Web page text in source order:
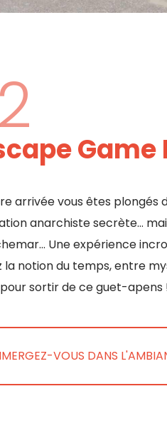
Game
arrivée vous êtes plongés
anarchiste secrète…
Une expérience
la notion du temps, entre
pour sortir de ce guet-
VOUS DANS